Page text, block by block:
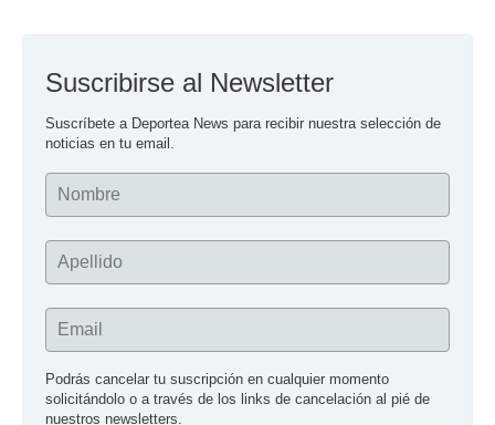
Suscribirse al Newsletter
Suscríbete a Deportea News para recibir nuestra selección de
noticias en tu email.
Nombre
Apellido
Email
Podrás cancelar tu suscripción en cualquier momento
solicitándolo o a través de los links de cancelación al pié de
nuestros newsletters.